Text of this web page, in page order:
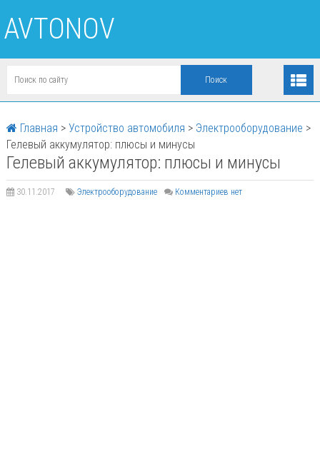
AVTONOV
Главная > Устройство автомобиля > Электрооборудование >
Гелевый аккумулятор: плюсы и минусы
Гелевый аккумулятор: плюсы и минусы
30.11.2017 Электрооборудование Комментариев нет